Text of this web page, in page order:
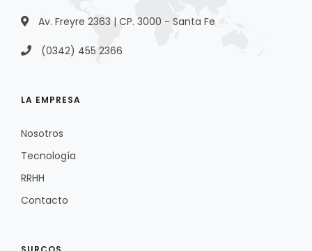
Av. Freyre 2363 | CP. 3000 - Santa Fe
(0342) 455 2366
LA EMPRESA
Nosotros
Tecnología
RRHH
Contacto